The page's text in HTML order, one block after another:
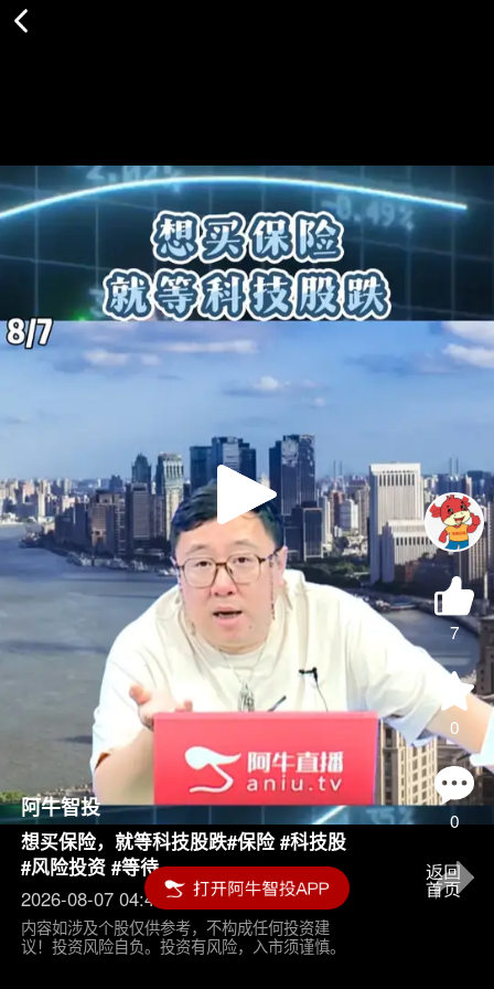
Play
Video
7
0
0
阿牛智投
想买保险，就等科技股跌#保险 #科技股
#风险投资 #等待
2026-08-07 04:45
内容如涉及个股仅供参考，不构成任何投资建
议！投资风险自负。投资有风险，入市须谨慎。